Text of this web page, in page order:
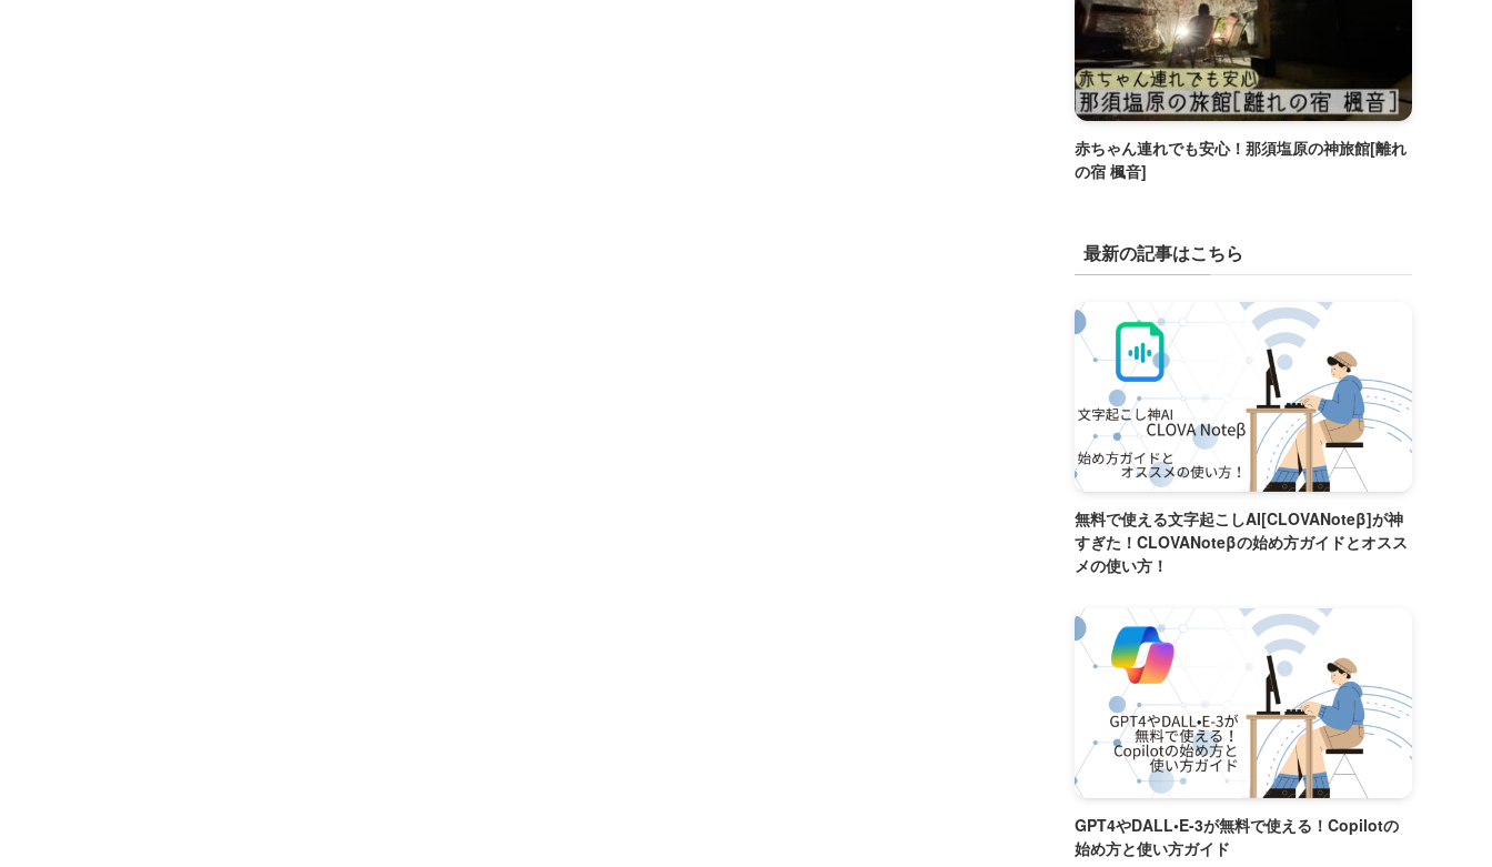
赤ちゃん連れでも安心！那須塩原の神旅館[離れ
の宿 楓音]
最新の記事はこちら
無料で使える文字起こしAI[CLOVANoteβ]が神
すぎた！CLOVANoteβの始め方ガイドとオスス
メの使い方！
GPT4やDALL•E-3が無料で使える！Copilotの
始め方と使い方ガイド